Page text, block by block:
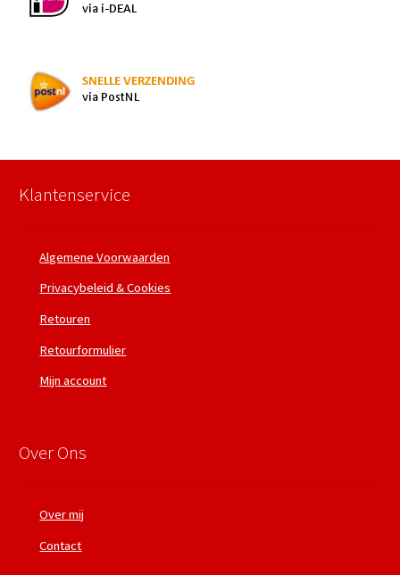
Klantenservice
Algemene Voorwaarden
Privacybeleid & Cookies
Retouren
Retourformulier
Mijn account
Over Ons
Over mij
Contact